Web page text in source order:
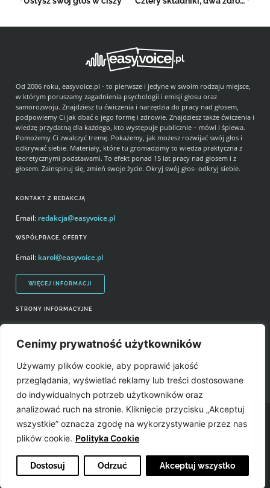
Cenimy prywatność użytkowników
Używamy plików cookie, aby poprawić jakość
przeglądania, wyświetlać reklamy lub treści dostosowane
do indywidualnych potrzeb użytkowników oraz
analizować ruch na stronie. Kliknięcie przycisku „Akceptuj
wszystkie” oznacza zgodę na wykorzystywanie przez nas
plików cookie. Polityka Cookie
Dostosuj Odrzuć Akceptuj wszystko
STRONY INFORMACYJNE
Prawa autorskie i wykorzystywanie treści serwisu
Źródła
KONTAKT Z REDAKCJĄ
Email: redakcja@easyvoice.pl
WSPÓŁPRACE, OFERTY
Email: karol@easyvoice.pl
WIĘCEJ INFORMACJI
Od 2006 roku, easyvoice.pl - to pierwsze i jedyne w swoim rodzaju miejsce,
w którym poruszamy zagadnienia psychologii i emisji głosu oraz
samorozwoju. Znajdziesz tu ćwiczenia i narzędzia do pracy nad głosem,
podpowiemy Ci jak dbać o jego formę i zdrowie. Znajdziesz także ćwiczenia i
wiedzę przydatną dla każdego, kto występuje publicznie – mówi i śpiewa.
Pomożemy Ci zwalczyć tremę. Pokażemy, jak możesz rozwijać swój głos i
odkrywać siebie. Materiały, które tu gromadzimy to wiedza praktyczna z
teoretycznymi podstawami. To efekt ponad 15 lat pracy nad głosem i z
głosem. Zainspiruj się, zmień swoje życie. Okryj swój głos- odkryj siebie.
Easyvoice.pl © 2006-2022. Wszystkie prawa zastrzeżone. Stronę zrobiły: